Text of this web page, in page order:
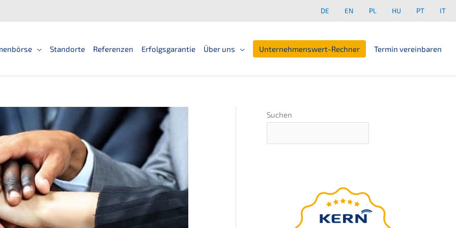
DE EN PL HU PT IT
Standorte Referen­zen Erfolgs­ga­ran­tie Über uns Unter­neh­mens­wert-Rechner Termin verein­ba­ren
Suchen
Grundlagen-
Webinarpräsentiert von Nils
Koerber